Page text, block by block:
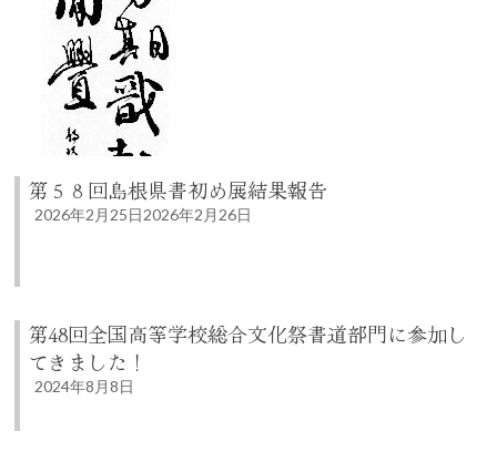
第５８回島根県書初め展結果報告
2026年2月25日2026年2月26日
第48回全国高等学校総合文化祭書道部門に参加し
てきました！
2024年8月8日